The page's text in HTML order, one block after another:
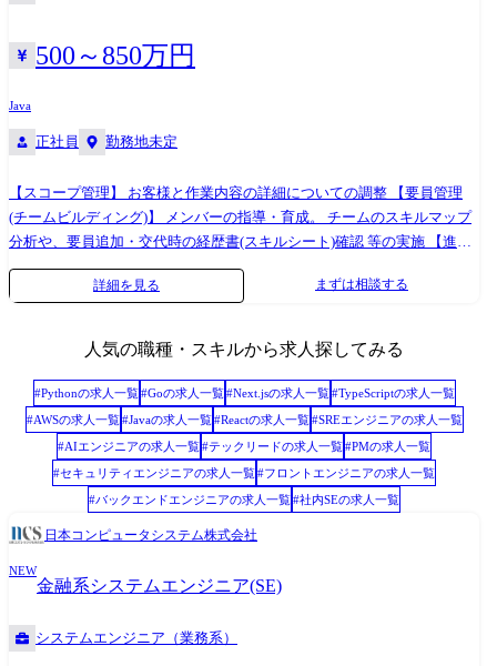
500～850万円
Java
正社員 勤務地未定
【スコープ管理】 お客様と作業内容の詳細についての調整 【要員管理
(チームビルディング)】 メンバーの指導・育成。 チームのスキルマップ
分析や、要員追加・交代時の経歴書(スキルシート)確認 等の実施 【進捗
管理】 チームリソースを元にWBS、及び、スケジュールを作成。遅延
(兆候発生)時には、そのリカバリプランを策定、実施。チームの進捗取り
するだけでなく、不具合(バグ、欠陥)や障害発生時には再発防止策の検
討、実施。 【その他】 労務(工数)管理、営業活動(案件動向確認) 等
◆◇◆ SOMPOグループ安定基盤 ◆◇◆ SOMPOグループ内のプロジ
ェクトや様々な業界(商社・製造・流通など)の基幹系システムの設計・開
発・保守に携わっていただきます。 ※「オープン系システムの新規開発/
保守開発」、「ローコード開発ツールを利用したDX化推進を支援(受託
開発あり) ●お任せしたいこと(1年目※目安) 既存プロジェクトのチームリ
ーダー補佐として、スコープ管理、 要員管理、進捗管理、品質管理、な
どの業務を段階的にお任せしたいと考えています。 ●将来的には(2〜3年
ームを率いていただくこと(リーダー)を期待しています。 PM/PLとして
のアサイン例】 ・PL経験が豊富な方:SOMPOグループ案件(自社開発セン
ター) ・常駐⇒自社開発センターへの移動 └チームリーダー(PL)の経験を
詳細を見る まずは相談する
人気の職種・スキルから求人探してみる
#Pythonの求人一覧 #Goの求人一覧 #Next.jsの求人一覧 #TypeScriptの求人一覧
#AWSの求人一覧 #Javaの求人一覧 #Reactの求人一覧 #SREエンジニアの求人一覧
#AIエンジニアの求人一覧#テックリードの求人一覧#PMの求人一覧
#セキュリティエンジニアの求人一覧#フロントエンジニアの求人一覧
#バックエンドエンジニアの求人一覧#社内SEの求人一覧
日本コンピュータシステム株式会社
NEW
金融系システムエンジニア(SE)
システムエンジニア（業務系）